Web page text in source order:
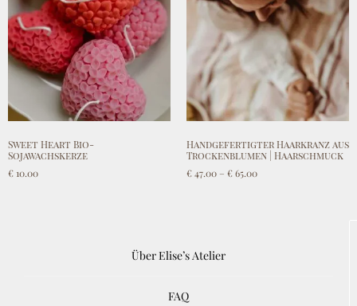
Sweet Heart Bio-
Sojawachskerze
€ 10.00
Handgefertigter Haarkranz aus
Trockenblumen | Haarschmuck
€47.00– €65.00
Über Elise’s Atelier
FAQ